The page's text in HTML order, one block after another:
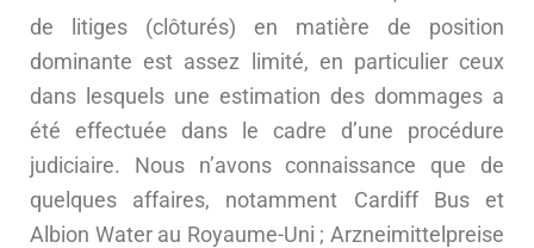
de litiges (clôturés) en matière de position
dominante est assez limité, en particulier ceux
dans lesquels une estimation des dommages a
été effectuée dans le cadre d’une procédure
judiciaire. Nous n’avons connaissance que de
quelques affaires, notamment Cardiff Bus et
Albion Water au Royaume-Uni ; Arzneimittelpreise